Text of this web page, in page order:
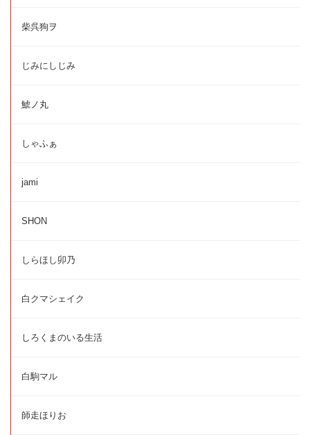
柴呉狗ヲ
じみにしじみ
鯱ノ丸
しゃふぁ
jami
SHON
しらほし卯乃
白クマシェイク
しろくまのいる生活
白駒マル
師走ほりお